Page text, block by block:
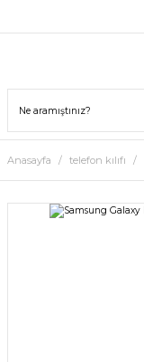
Anasayfa telefon kılıfı